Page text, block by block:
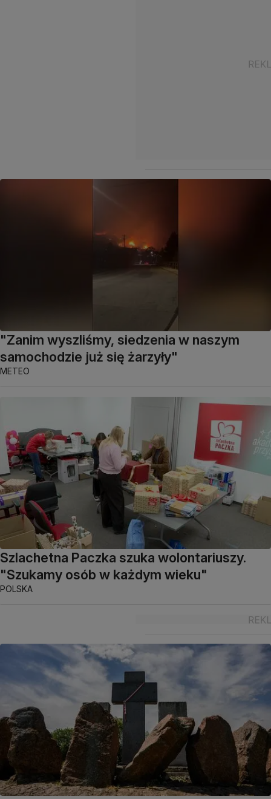
"Zanim wyszliśmy, siedzenia w naszym
samochodzie już się żarzyły"
METEO
Szlachetna Paczka szuka wolontariuszy.
"Szukamy osób w każdym wieku"
POLSKA